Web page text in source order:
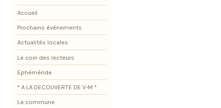
Accueil
Prochains événements
Actualités locales
Le coin des lecteurs
Ephéméride
* A LA DECOUVERTE DE V-M *
La commune